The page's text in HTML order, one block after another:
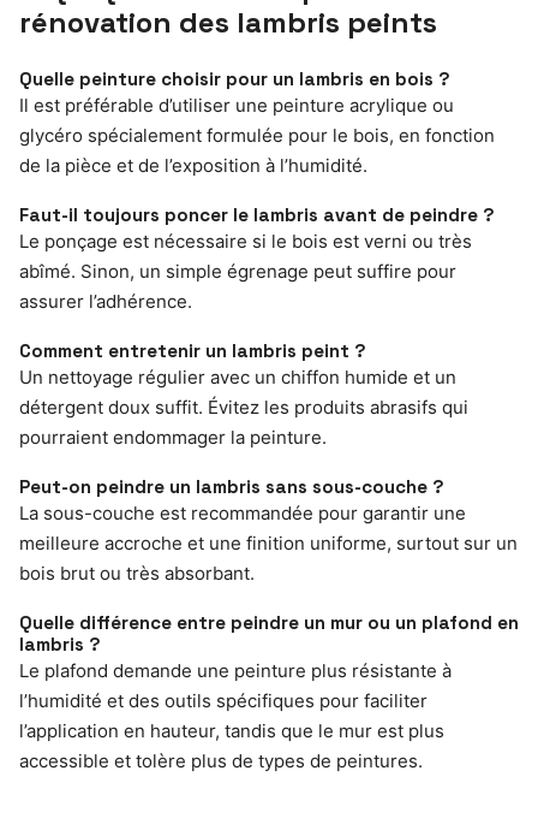
rénovation des lambris peints
Quelle peinture choisir pour un lambris en bois ?
Il est préférable d’utiliser une peinture acrylique ou
glycéro spécialement formulée pour le bois, en fonction
de la pièce et de l’exposition à l’humidité.
Faut-il toujours poncer le lambris avant de peindre ?
Le ponçage est nécessaire si le bois est verni ou très
abîmé. Sinon, un simple égrenage peut suffire pour
assurer l’adhérence.
Comment entretenir un lambris peint ?
Un nettoyage régulier avec un chiffon humide et un
détergent doux suffit. Évitez les produits abrasifs qui
pourraient endommager la peinture.
Peut-on peindre un lambris sans sous-couche ?
La sous-couche est recommandée pour garantir une
meilleure accroche et une finition uniforme, surtout sur un
bois brut ou très absorbant.
Quelle différence entre peindre un mur ou un plafond en
lambris ?
Le plafond demande une peinture plus résistante à
l’humidité et des outils spécifiques pour faciliter
l’application en hauteur, tandis que le mur est plus
accessible et tolère plus de types de peintures.